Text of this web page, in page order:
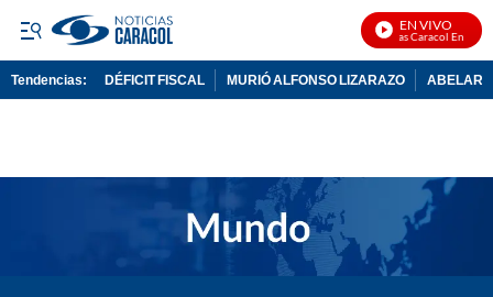
EN VIVO
Noticias Caracol En Vivo
Tendencias: DÉFICIT FISCAL MURIÓ ALFONSO LIZARAZO